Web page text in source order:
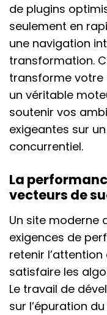
de plugins
seulement en
une navigation
transformation.
transforme votre
un véritable
soutenir vos
exigeantes sur
concurrentiel.
La
vecteurs de
Un site moderne
exigences de
retenir
satisfaire les
Le travail de
sur l’épuration